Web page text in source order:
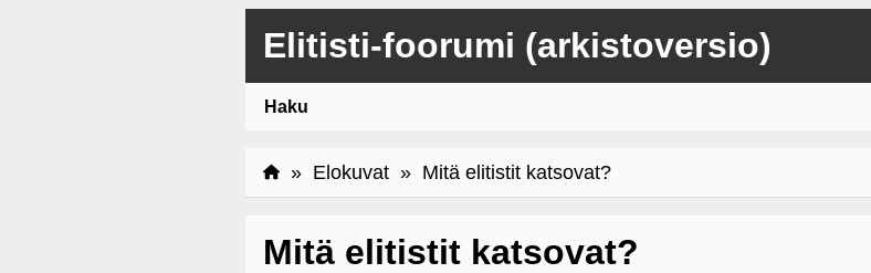
Elitisti-foorumi (arkistoversio)
Haku
» Elokuvat » Mitä elitistit katsovat?
Mitä elitistit katsovat?